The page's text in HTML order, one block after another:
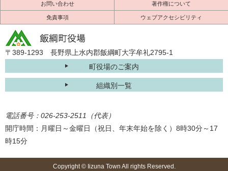
お問い合わせ 著作権について
免責事項 ウェブアクセシビリティ
〒389-1293 長野県上水内郡飯綱町大字牟礼2795-1
町役場のご案内
組織別一覧
電話番号：026-253-2511（代表）
開庁時間：月曜日～金曜日（祝日、年末年始を除く）8時30分～17
時15分
Copyright © Iizuna Town All rights Reserved.